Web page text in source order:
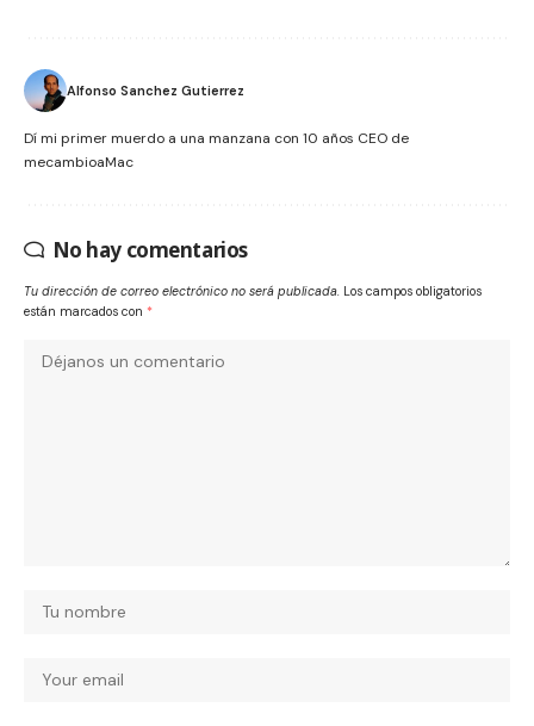
Alfonso Sanchez Gutierrez
Dí mi primer muerdo a una manzana con 10 años CEO de
mecambioaMac
No hay comentarios
Tu dirección de correo electrónico no será publicada. Los campos obligatorios
están marcados con *